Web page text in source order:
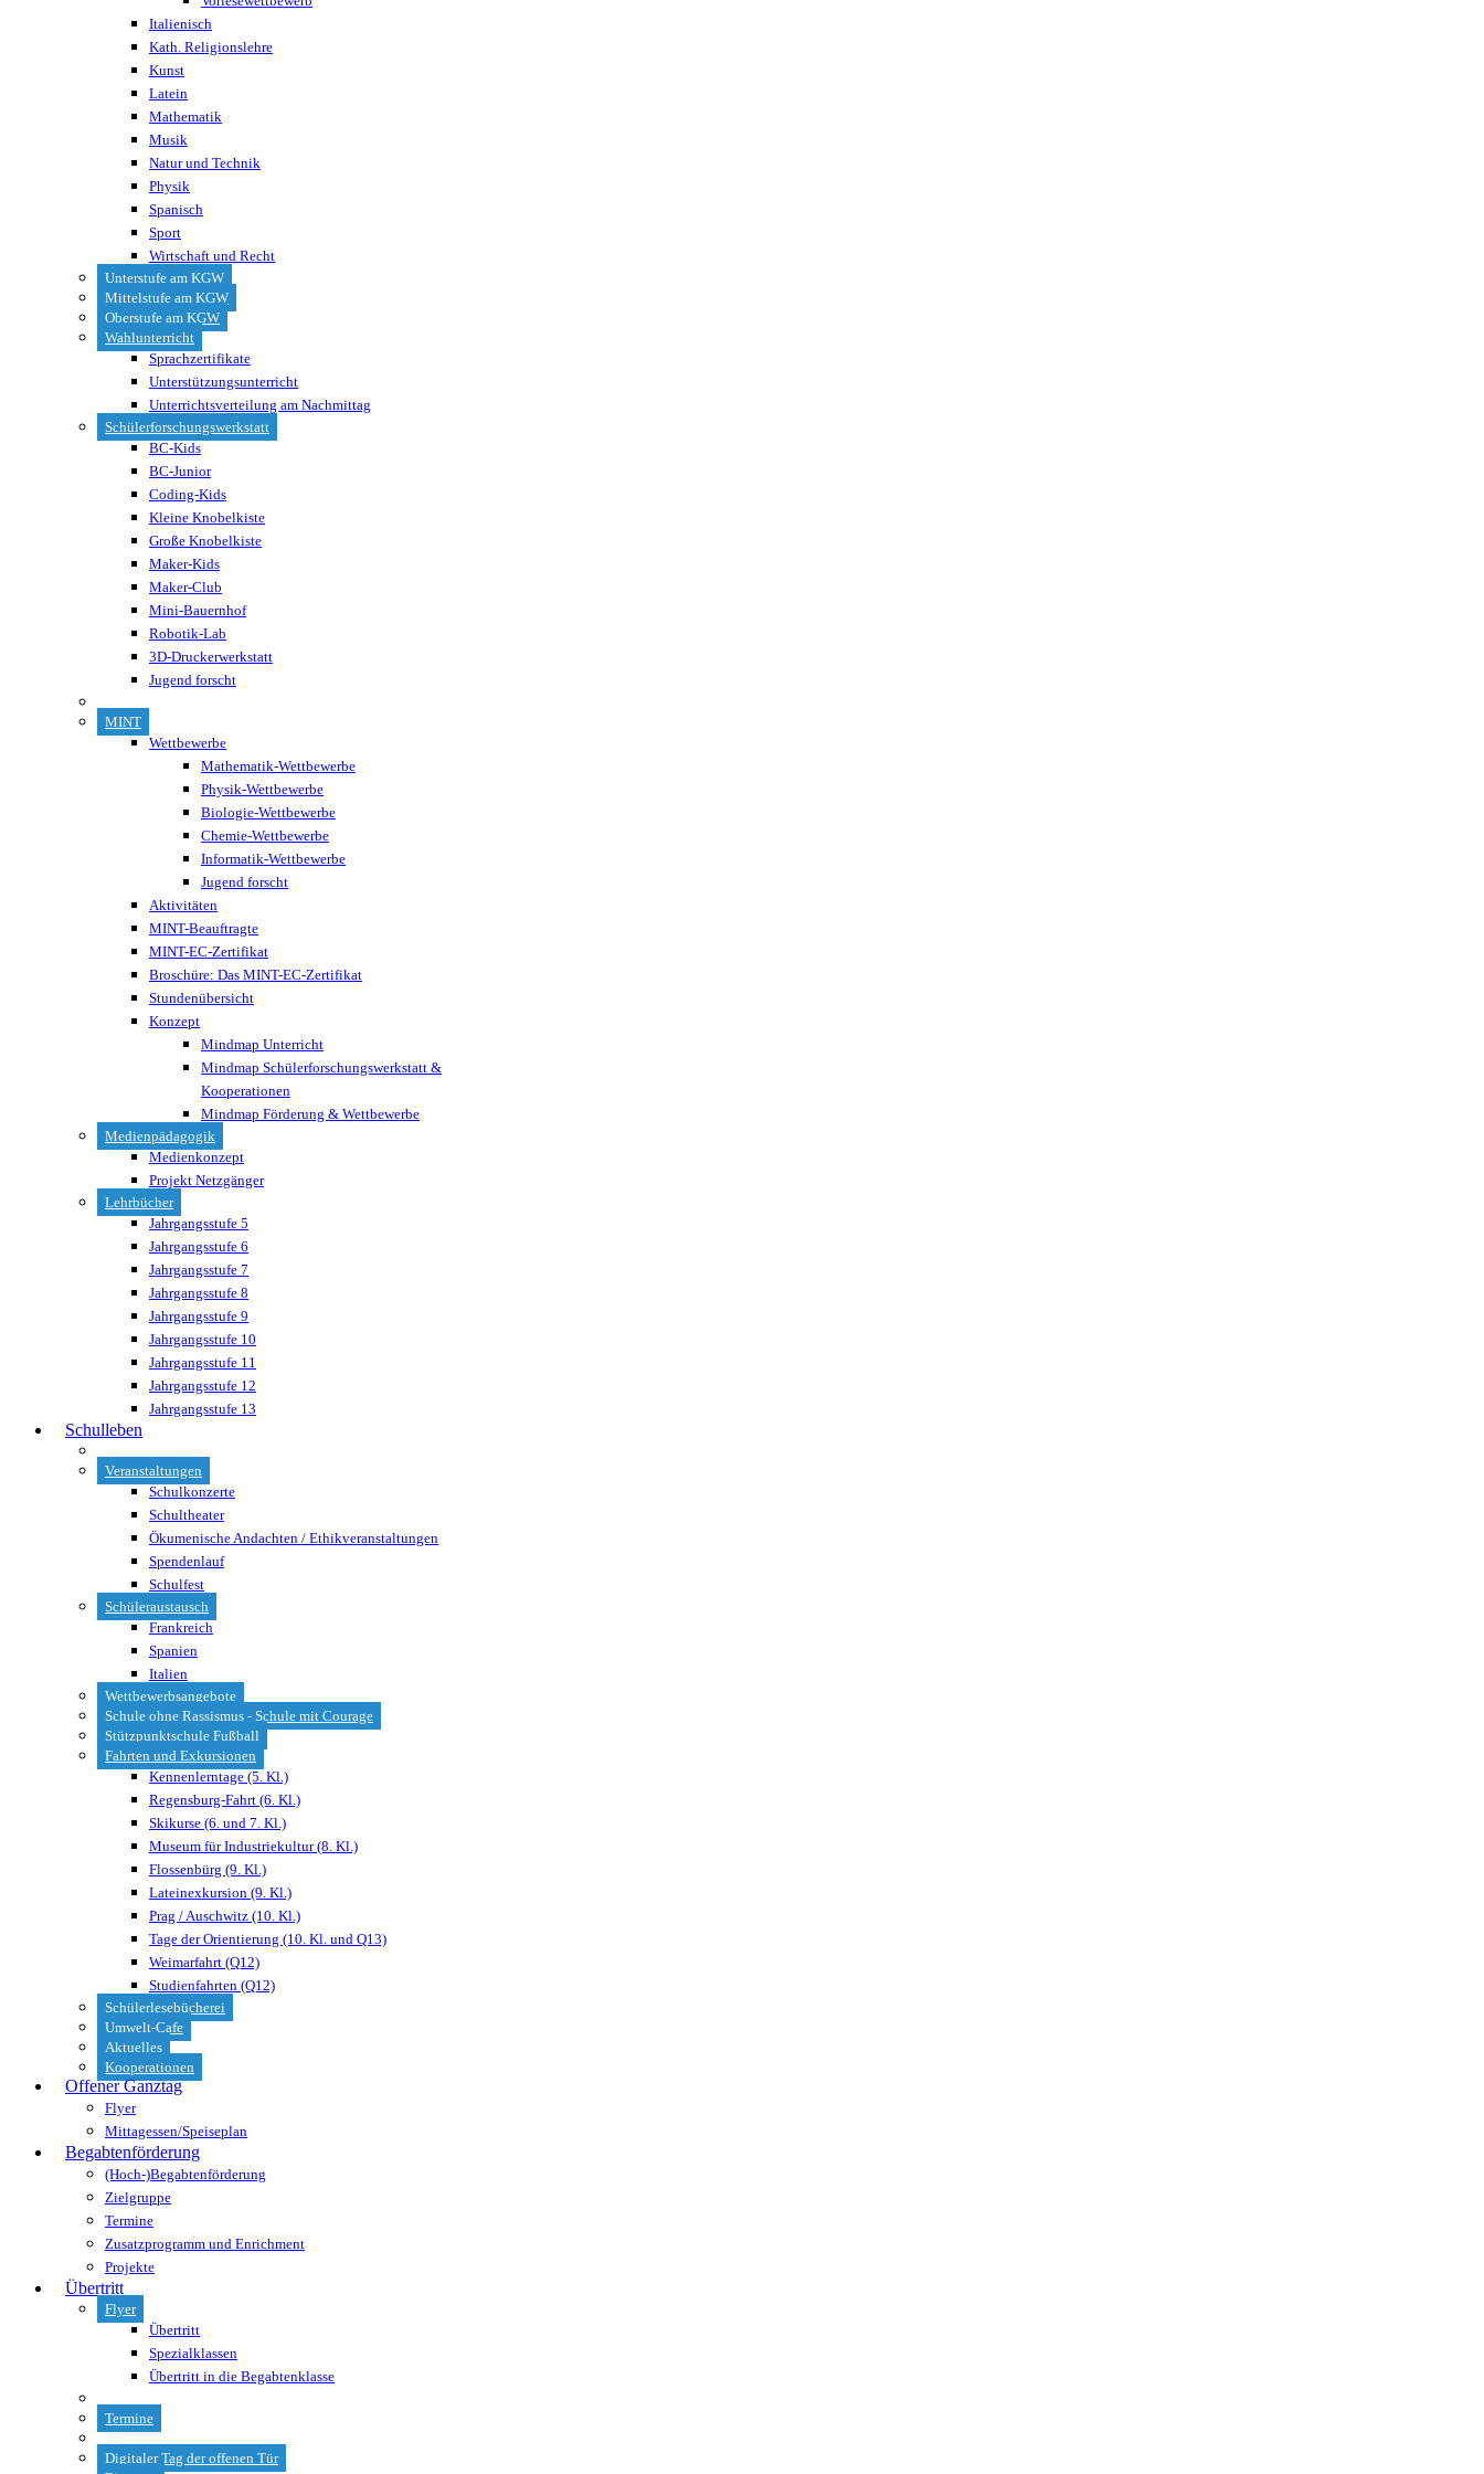
Italienisch
Kath. Religionslehre
Kunst
Latein
Mathematik
Musik
Natur und Technik
Physik
Spanisch
Sport
Wirtschaft und Recht
Unterstufe am KGW
Mittelstufe am KGW
Oberstufe am KGW
Wahlunterricht
Sprachzertifikate
Unterstützungsunterricht
Unterrichtsverteilung am Nachmittag
Schülerforschungswerkstatt
BC-Kids
BC-Junior
Coding-Kids
Kleine Knobelkiste
Große Knobelkiste
Maker-Kids
Maker-Club
Mini-Bauernhof
Robotik-Lab
3D-Druckerwerkstatt
Jugend forscht
MINT
Wettbewerbe
Mathematik-Wettbewerbe
Physik-Wettbewerbe
Biologie-Wettbewerbe
Chemie-Wettbewerbe
Informatik-Wettbewerbe
Jugend forscht
Aktivitäten
MINT-Beauftragte
MINT-EC-Zertifikat
Broschüre: Das MINT-EC-Zertifikat
Stundenübersicht
Konzept
Mindmap Unterricht
Mindmap Schülerforschungswerkstatt &
Kooperationen
Mindmap Förderung & Wettbewerbe
Medienpädagogik
Medienkonzept
Projekt Netzgänger
Lehrbücher
Jahrgangsstufe 5
Jahrgangsstufe 6
Jahrgangsstufe 7
Jahrgangsstufe 8
Jahrgangsstufe 9
Jahrgangsstufe 10
Jahrgangsstufe 11
Jahrgangsstufe 12
Jahrgangsstufe 13
Schulleben
Veranstaltungen
Schulkonzerte
Schultheater
Ökumenische Andachten / Ethikveranstaltungen
Spendenlauf
Schulfest
Schüleraustausch
Frankreich
Spanien
Italien
Wettbewerbsangebote
Schule ohne Rassismus - Schule mit Courage
Stützpunktschule Fußball
Fahrten und Exkursionen
Kennenlerntage (5. Kl.)
Regensburg-Fahrt (6. Kl.)
Skikurse (6. und 7. Kl.)
Museum für Industriekultur (8. Kl.)
Flossenbürg (9. Kl.)
Lateinexkursion (9. Kl.)
Prag / Auschwitz (10. Kl.)
Tage der Orientierung (10. Kl. und Q13)
Weimarfahrt (Q12)
Studienfahrten (Q12)
Schülerlesebücherei
Umwelt-Cafe
Aktuelles
Kooperationen
Offener Ganztag
Flyer
Mittagessen/Speiseplan
Begabtenförderung
(Hoch-)Begabtenförderung
Zielgruppe
Termine
Zusatzprogramm und Enrichment
Projekte
Übertritt
Flyer
Übertritt
Spezialklassen
Übertritt in die Begabtenklasse
Termine
Digitaler Tag der offenen Tür